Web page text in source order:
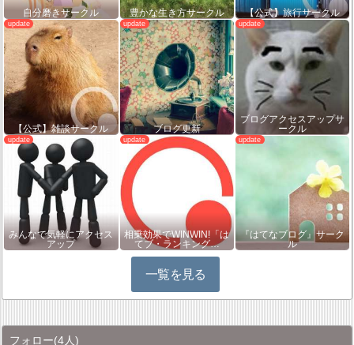
自分磨きサークル 豊かな生き方サークル 【公式】旅行サークル
【公式】雑談サークル ブログ更新
ブログアクセスアップサ
ークル
みんなで気軽にアクセス
アップ
相乗効果でWINWIN!「は
てブ・ランキング…
『はてなブログ』サーク
ル
一覧を見る
フォロー(4人)